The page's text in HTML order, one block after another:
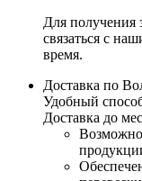
Для получения
связаться с
время.
Доставка по
Удобный
Доставка до